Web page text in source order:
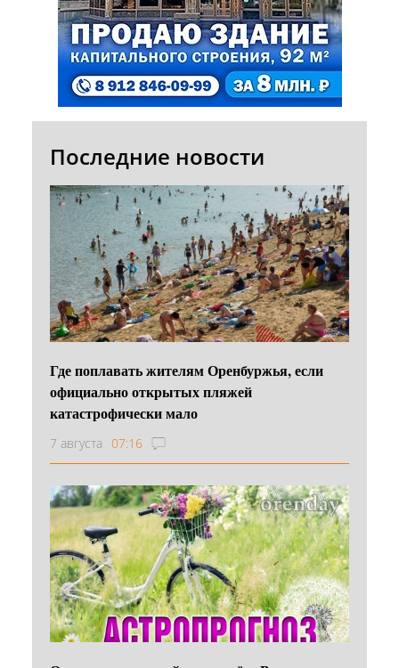
Последние новости
Где поплавать жителям Оренбуржья, если
официально открытых пляжей
катастрофически мало
7 августа 07:16